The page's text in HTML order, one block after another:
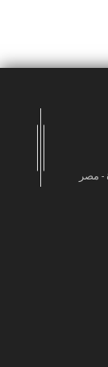
- مصر